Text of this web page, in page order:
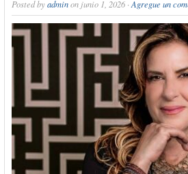
Posted byadminon junio 1, 2026 · Agregue un